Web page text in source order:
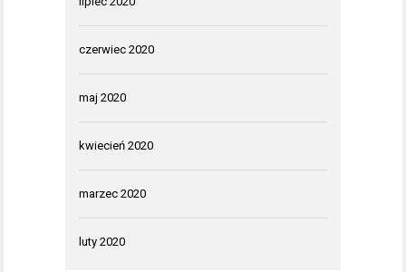
czerwiec 2020
maj 2020
kwiecień 2020
marzec 2020
luty 2020